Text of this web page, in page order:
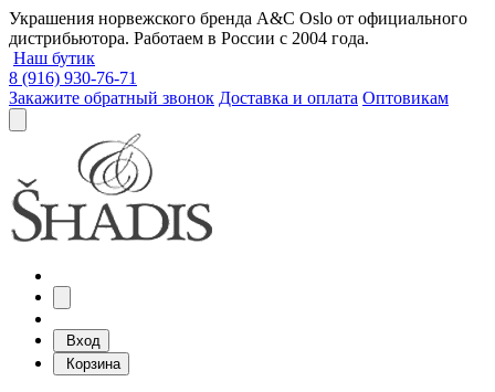
Украшения норвежского бренда A&C Oslo от официального
дистрибьютора. Работаем в России с 2004 года.
Наш бутик
8 (916) 930-76-71
Закажите обратный звонок Доставка и оплата Оптовикам
Вход
Корзина